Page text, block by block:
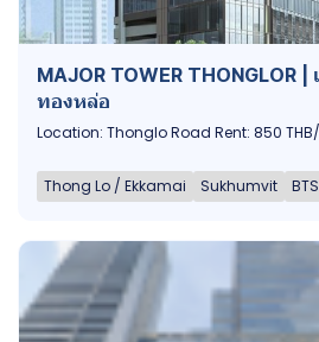
MAJOR TOWER THONGLOR |
ทองหล่อ
Location: Thonglo Road Rent: 850
Thong Lo / Ekkamai Sukhumvit